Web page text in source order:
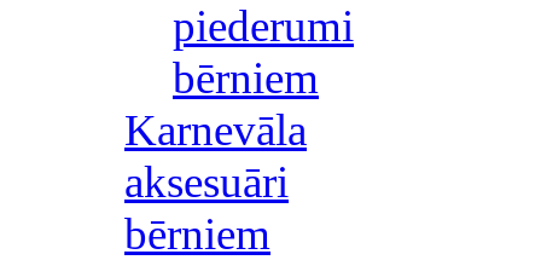
piederumi
bērniem
Karnevāla
aksesuāri
bērniem